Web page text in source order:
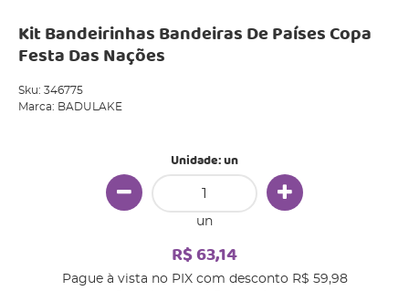
Kit Bandeirinhas Bandeiras De Países Copa
Festa Das Nações
Sku: 346775
Marca: BADULAKE
Unidade: un
un
R$ 63,14
Pague à vista no PIX com desconto R$ 59,98